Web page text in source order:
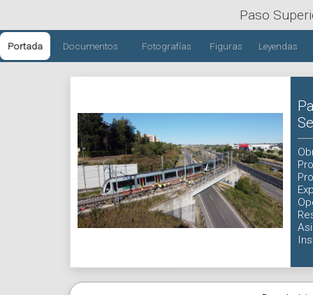
Paso
Portada Documentos Fotografías Figuras Leyendas